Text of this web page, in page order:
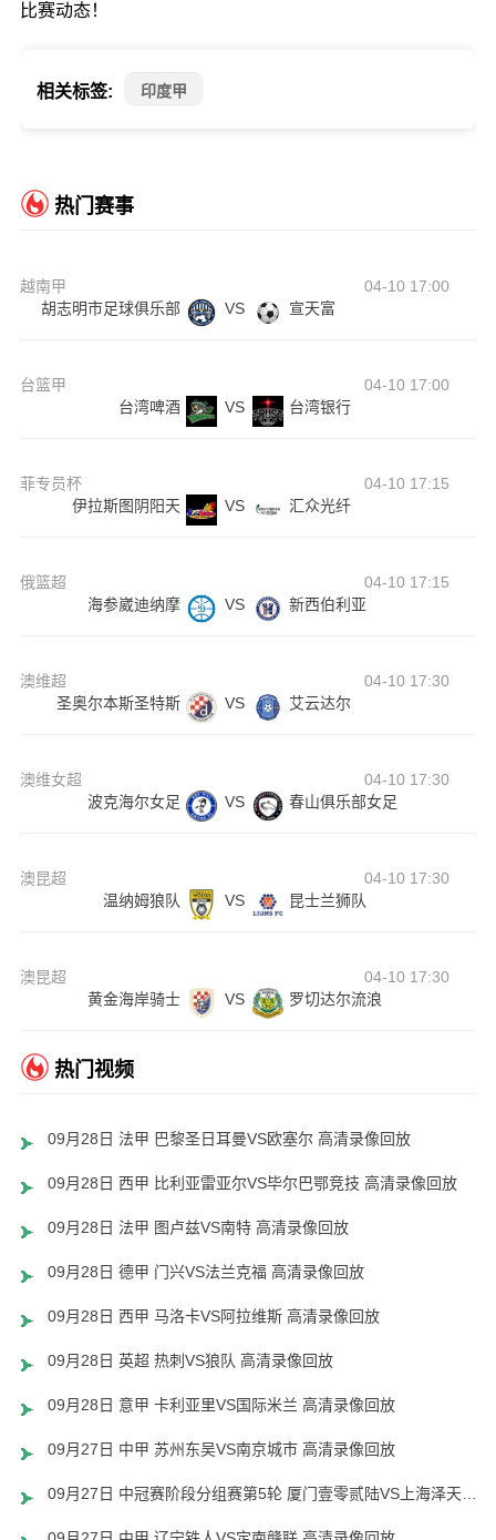
比赛动态！
相关标签: 印度甲
热门赛事
越南甲
04-10 17:00
胡志明市足球俱乐部
VS 宣天富
台篮甲
04-10 17:00
台湾啤酒
VS 台湾银行
菲专员杯
04-10 17:15
伊拉斯图阴阳天
VS 汇众光纤
俄篮超
04-10 17:15
海参崴迪纳摩
VS 新西伯利亚
澳维超
04-10 17:30
圣奥尔本斯圣特斯
VS 艾云达尔
澳维女超
04-10 17:30
波克海尔女足
VS 春山俱乐部女足
澳昆超
04-10 17:30
温纳姆狼队
VS 昆士兰狮队
澳昆超
04-10 17:30
黄金海岸骑士
VS 罗切达尔流浪
热门视频
09月28日 法甲 巴黎圣日耳曼VS欧塞尔 高清录像回放
09月28日 西甲 比利亚雷亚尔VS毕尔巴鄂竞技 高清录像回放
09月28日 法甲 图卢兹VS南特 高清录像回放
09月28日 德甲 门兴VS法兰克福 高清录像回放
09月28日 西甲 马洛卡VS阿拉维斯 高清录像回放
09月28日 英超 热刺VS狼队 高清录像回放
09月28日 意甲 卡利亚里VS国际米兰 高清录像回放
09月27日 中甲 苏州东吴VS南京城市 高清录像回放
09月27日 中冠赛阶段分组赛第5轮 厦门壹零贰陆VS上海泽天 高清录像回放